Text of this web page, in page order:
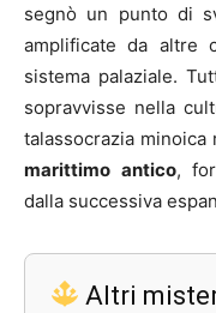
segnò un punto di
amplificate da altre
sistema palaziale.
sopravvisse nella
talassocrazia
marittimo antico,
dalla successiva
Altri